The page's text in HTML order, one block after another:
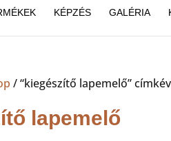
KÉPZÉS GALÉRIA
/ “kiegészítő lapemelő”
lapemelő